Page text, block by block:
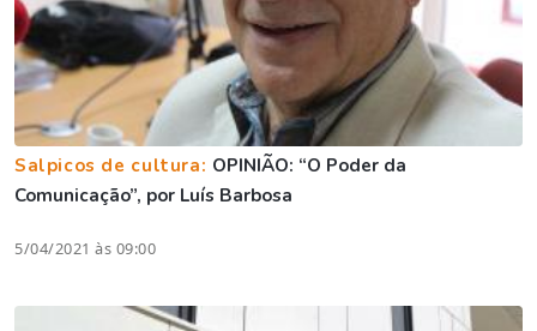
Salpicos de cultura: OPINIÃO: “O Poder da
Comunicação”, por Luís Barbosa
5/04/2021 às 09:00